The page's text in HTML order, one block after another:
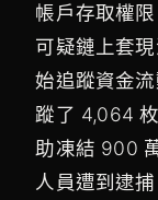
帳戶存取權
可疑鏈上套
始追蹤資金
蹤了 4,064
助凍結 900
人員遭到逮